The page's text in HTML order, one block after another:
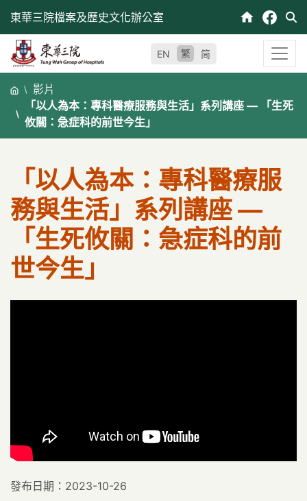
東華三院檔案及歷史文化辦公室
EN 繁 简
影片
「以人為本：專科醫療服務與生活」系列講座 — 「生死
攸關：急症科的前世今生」
「以人為本：專科醫療服
務與生活」系列講座 —
「生死攸關：急症科的前
世今生」
發布日期：2023-10-26